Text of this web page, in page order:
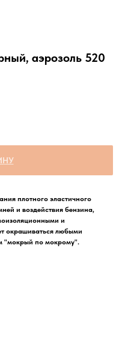
аэрозоль 520
плотного эластичного
и воздействия бензина,
и
окрашиваться любыми
"мокрый по мокрому".